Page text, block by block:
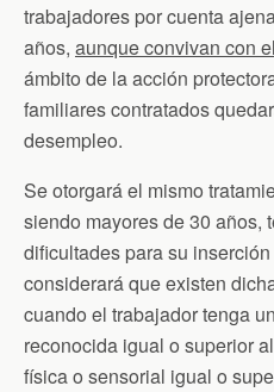
trabajadores por cuenta
años, aunque convivan con
ámbito de la acción
familiares contratados
desempleo.
Se otorgará el mismo
siendo mayores de 30 años,
dificultades para su
considerará que existen
cuando el trabajador tenga
reconocida igual o superior
física o sensorial igual o